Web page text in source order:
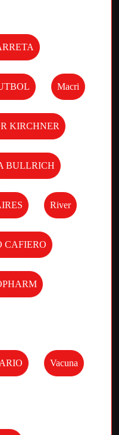
Macri
KIRCHNER
BULLRICH
River
CAFIERO
Vacuna